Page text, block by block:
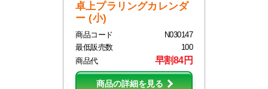
卓上プラリングカレンダ
ー (小)
商品コード
N030147
最低販売数
100
商品代
早割84円
商品の詳細を見る